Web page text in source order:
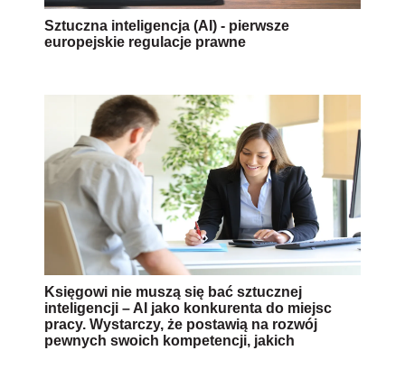
Sztuczna inteligencja (AI) - pierwsze
europejskie regulacje prawne
Księgowi nie muszą się bać sztucznej
inteligencji – AI jako konkurenta do miejsc
pracy. Wystarczy, że postawią na rozwój
pewnych swoich kompetencji, jakich